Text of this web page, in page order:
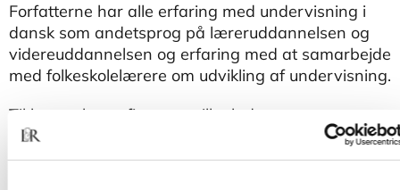
Forfatterne har alle erfaring med undervisning i
dansk som andetsprog på læreruddannelsen og
videreuddannelsen og erfaring med at samarbejde
med folkeskolelærere om udvikling af undervisning.
Til bogen hører figurer, spilleplade og
spørgsmålskort, der alle kan downloades i PDF-
format under fanen "Downloads" på siden her.